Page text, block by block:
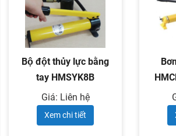
Bộ đột thủy lực bằng
tay HMSYK8B
Giá: Liên hệ
Xem chi tiết